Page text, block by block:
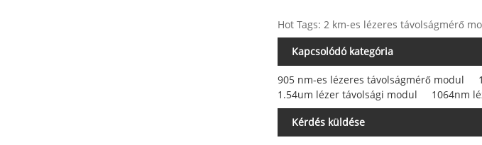
Hot Tags: 2 km-es lézeres távolságmérő
Kapcsolódó kategória
905 nm-es lézeres távolságmérő modul
1.54um lézer távolsági modul
1064nm
Kérdés küldése